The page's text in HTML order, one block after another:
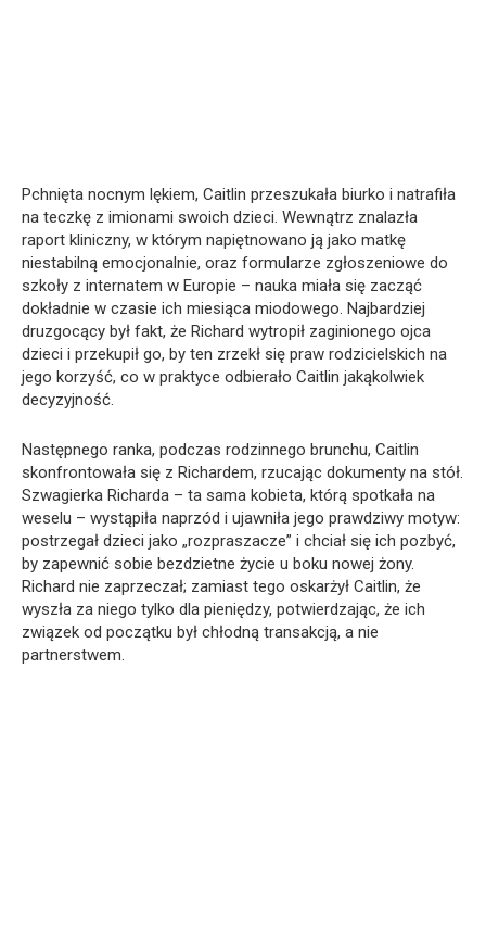
Pchnięta nocnym lękiem, Caitlin przeszukała biurko i natrafiła
na teczkę z imionami swoich dzieci. Wewnątrz znalazła
raport kliniczny, w którym napiętnowano ją jako matkę
niestabilną emocjonalnie, oraz formularze zgłoszeniowe do
szkoły z internatem w Europie – nauka miała się zacząć
dokładnie w czasie ich miesiąca miodowego. Najbardziej
druzgocący był fakt, że Richard wytropił zaginionego ojca
dzieci i przekupił go, by ten zrzekł się praw rodzicielskich na
jego korzyść, co w praktyce odbierało Caitlin jakąkolwiek
decyzyjność.
Następnego ranka, podczas rodzinnego brunchu, Caitlin
skonfrontowała się z Richardem, rzucając dokumenty na stół.
Szwagierka Richarda – ta sama kobieta, którą spotkała na
weselu – wystąpiła naprzód i ujawniła jego prawdziwy motyw:
postrzegał dzieci jako „rozpraszacze” i chciał się ich pozbyć,
by zapewnić sobie bezdzietne życie u boku nowej żony.
Richard nie zaprzeczał; zamiast tego oskarżył Caitlin, że
wyszła za niego tylko dla pieniędzy, potwierdzając, że ich
związek od początku był chłodną transakcją, a nie
partnerstwem.